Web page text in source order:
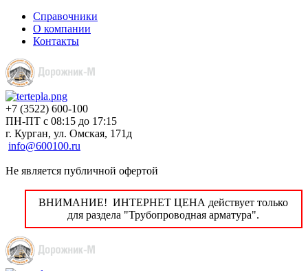
Справочники
О компании
Контакты
+7 (3522) 600-100
ПН-ПТ с 08:15 до 17:15
г. Курган, ул. Омская, 171д
info@600100.ru
Не является публичной офертой
ВНИМАНИЕ! ИНТЕРНЕТ ЦЕНА действует только
для раздела "Трубопроводная арматура".